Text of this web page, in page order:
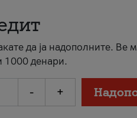
да ја надополните. Ве
1000 денари.
- +